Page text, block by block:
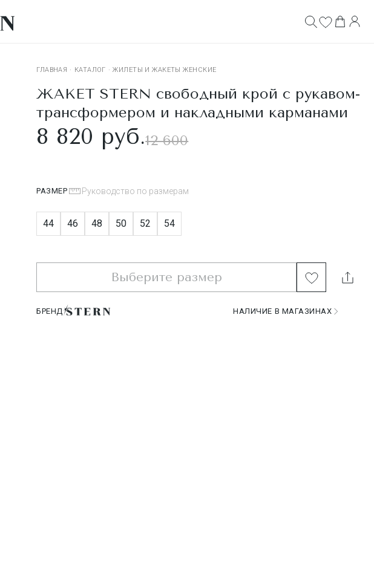
ГЛАВНАЯ · КАТАЛОГ · ЖИЛЕТЫ И ЖАКЕТЫ ЖЕНСКИЕ
ЖАКЕТ STERN свободный крой с рукавом-
трансформером и накладными карманами
8 820 руб.12 600
РАЗМЕР Руководство по размерам
44 46 48 50 52 54
Выберите размер
БРЕНД НАЛИЧИЕ В МАГАЗИНАХ